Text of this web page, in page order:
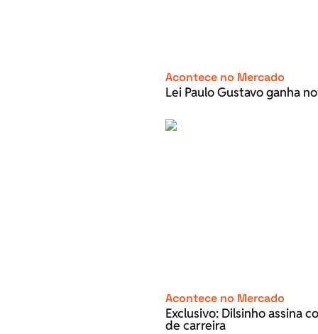
Acontece no Mercado
Lei Paulo Gustavo ganha
Acontece no Mercado
Exclusivo: Dilsinho assina
de carreira